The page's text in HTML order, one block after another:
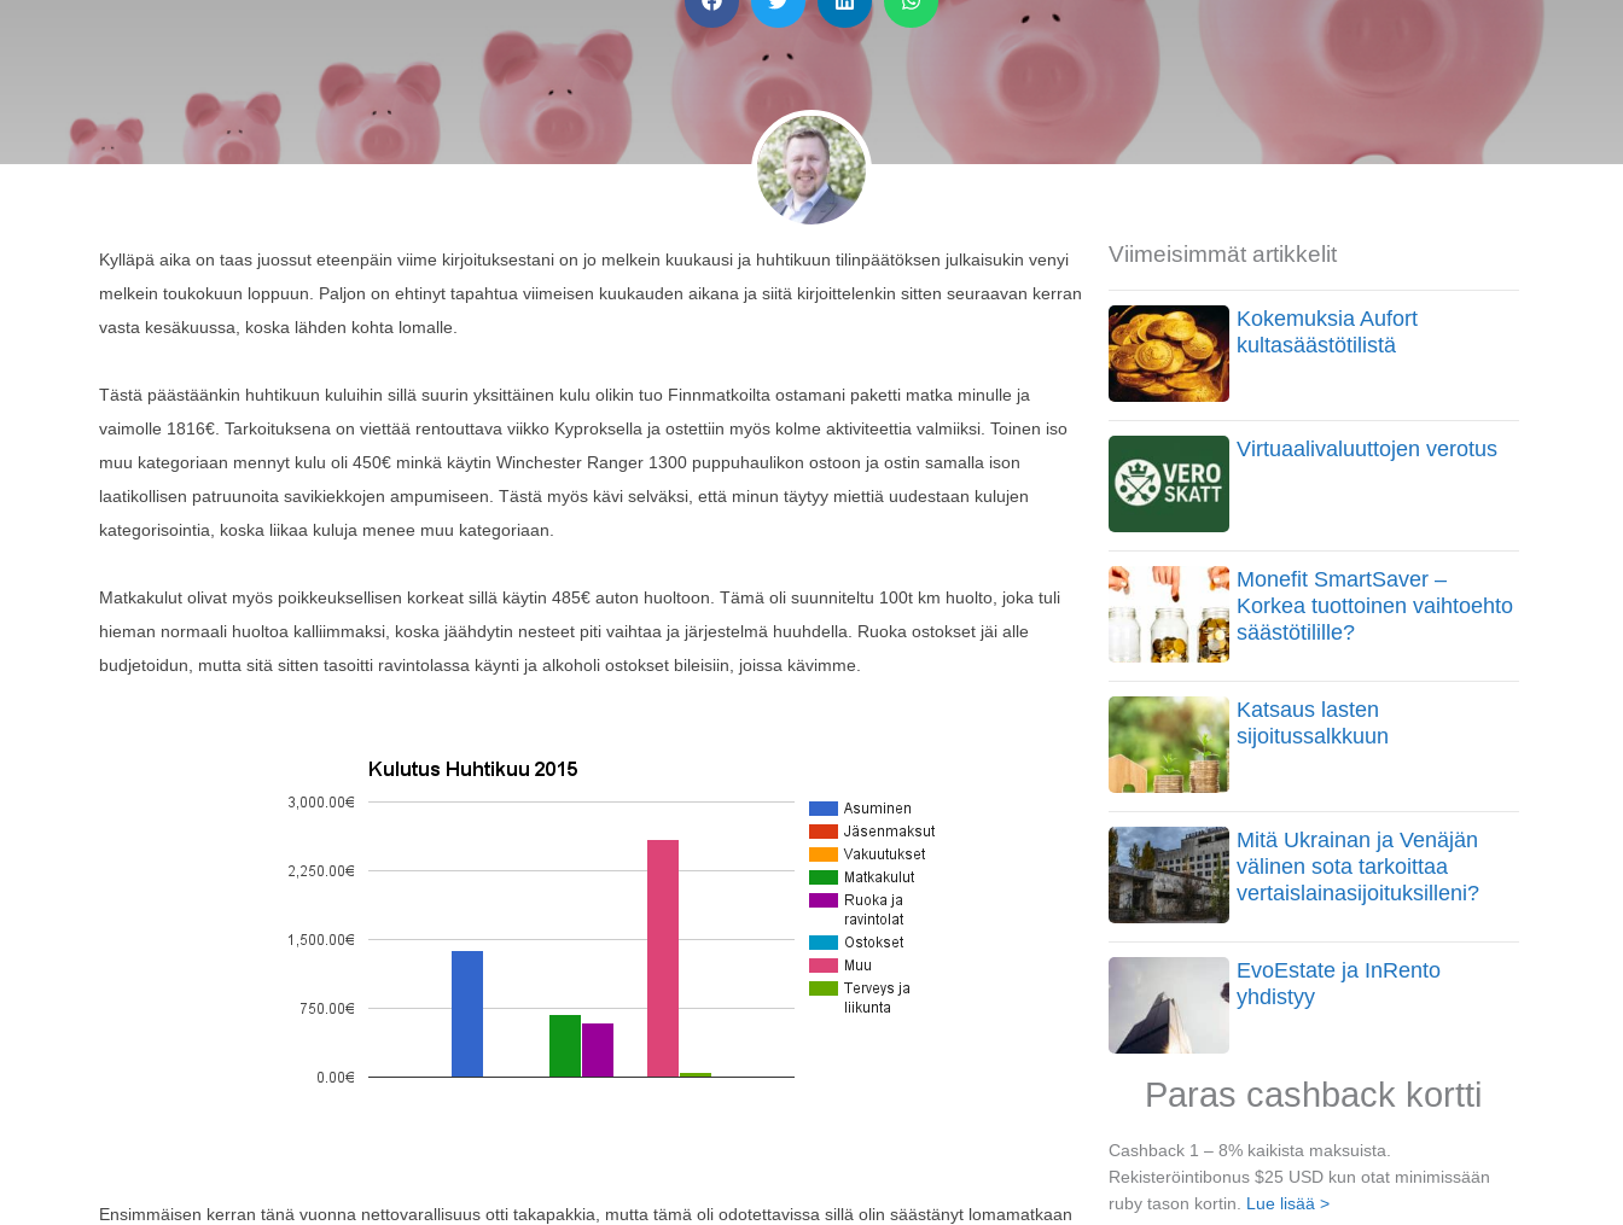
Kylläpä aika on taas juossut eteenpäin viime kirjoituksestani on jo melkein kuukausi ja huhtikuun tilinpäätöksen julkaisukin venyi
melkein toukokuun loppuun. Paljon on ehtinyt tapahtua viimeisen kuukauden aikana ja siitä kirjoittelenkin sitten seuraavan kerran
vasta kesäkuussa, koska lähden kohta lomalle.
Tästä päästäänkin huhtikuun kuluihin sillä suurin yksittäinen kulu olikin tuo Finnmatkoilta ostamani paketti matka minulle ja
vaimolle 1816€. Tarkoituksena on viettää rentouttava viikko Kyproksella ja ostettiin myös kolme aktiviteettia valmiiksi. Toinen iso
muu kategoriaan mennyt kulu oli 450€ minkä käytin Winchester Ranger 1300 puppuhaulikon ostoon ja ostin samalla ison
laatikollisen patruunoita savikiekkojen ampumiseen. Tästä myös kävi selväksi, että minun täytyy miettiä uudestaan kulujen
kategorisointia, koska liikaa kuluja menee muu kategoriaan.
Matkakulut olivat myös poikkeuksellisen korkeat sillä käytin 485€ auton huoltoon. Tämä oli suunniteltu 100t km huolto, joka tuli
hieman normaali huoltoa kalliimmaksi, koska jäähdytin nesteet piti vaihtaa ja järjestelmä huuhdella. Ruoka ostokset jäi alle
budjetoidun, mutta sitä sitten tasoitti ravintolassa käynti ja alkoholi ostokset bileisiin, joissa kävimme.
Ensimmäisen kerran tänä vuonna nettovarallisuus otti takapakkia, mutta tämä oli odotettavissa sillä olin säästänyt lomamatkaan
Viimeisimmät artikkelit
Kokemuksia Aufort
kultasäästötilistä
Virtuaalivaluuttojen verotus
Monefit SmartSaver –
Korkea tuottoinen vaihtoehto
säästötilille?
Katsaus lasten
sijoitussalkkuun
Mitä Ukrainan ja Venäjän
välinen sota tarkoittaa
vertaislainasijoituksilleni?
EvoEstate ja InRento
yhdistyy
Paras cashback kortti
Cashback 1 – 8% kaikista maksuista.
Rekisteröintibonus $25 USD kun otat minimissään
ruby tason kortin. Lue lisää >